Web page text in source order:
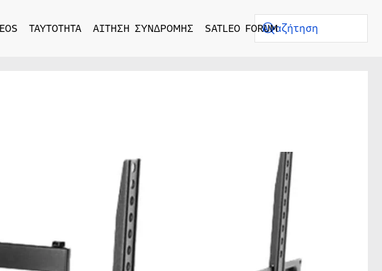
ΤΑΥΤΟΤΗΤΑ ΑΙΤΗΣΗ ΣΥΝΔΡΟΜΗΣ SATLEO FORUM